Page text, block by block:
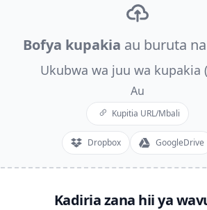
Bofya kupakia au buruta
Ukubwa wa juu wa kupakia
Au
Kupitia URL/Mbali
Dropbox GoogleDrive
Kadiria zana hii ya